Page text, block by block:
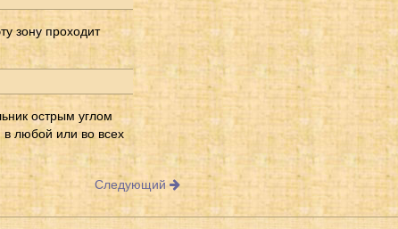
зону проходит
острым углом
в любой или во всех
Следующий